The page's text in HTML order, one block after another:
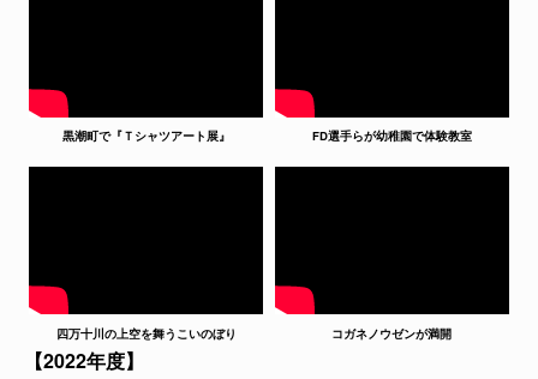
黒潮町で『Ｔシャツアート展』 FD選手らが幼稚園で体験教室
四万十川の上空を舞うこいのぼり コガネノウゼンが満開
【2022年度】